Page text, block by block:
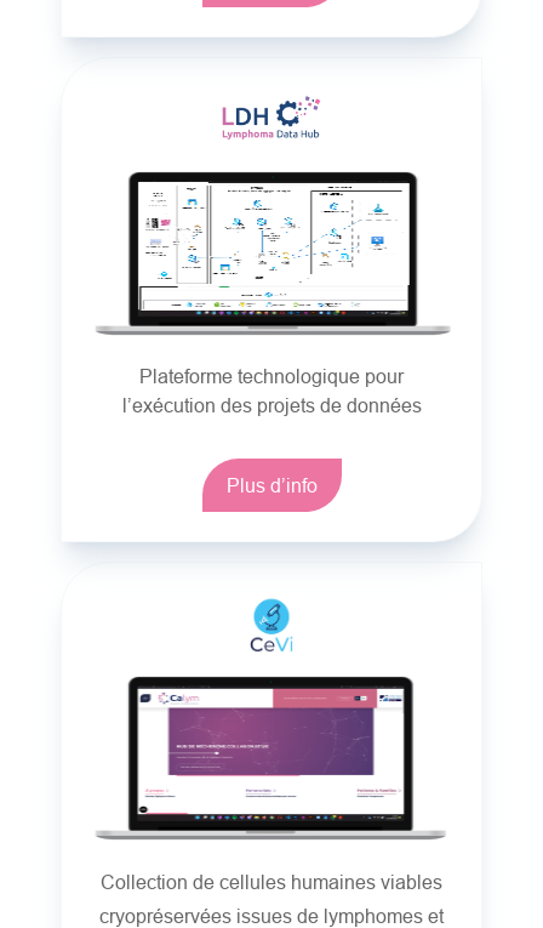
Plateforme technologique pour
l’exécution des projets de données
Plus d’info
Collection de cellules humaines viables
cryopréservées issues de lymphomes et